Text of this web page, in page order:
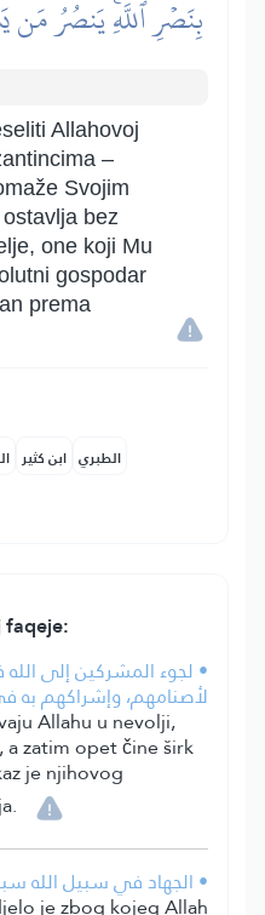
بِنَصۡرِ ٱللَّهِۚ يَنصُرُ مَن
Allahovoj
–
Svojim
bez
one koji Mu
gospodar
prema
ابن كثير الطبري
• لجوء المشركين إلى
لأصنامهم، وإشراكهم به
Allahu u nevolji,
zatim opet čine širk
je njihovog
• الجهاد في سبيل الله
je zbog kojeg Allah